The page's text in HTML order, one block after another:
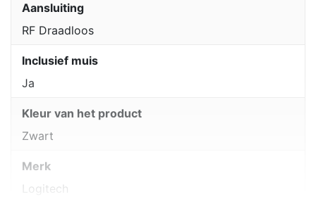
Aansluiting
RF Draadloos
Inclusief muis
Ja
Kleur van het product
Zwart
Merk
Logitech